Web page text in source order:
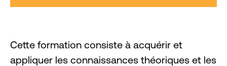
Cette formation consiste à acquérir et
appliquer les connaissances théoriques et les